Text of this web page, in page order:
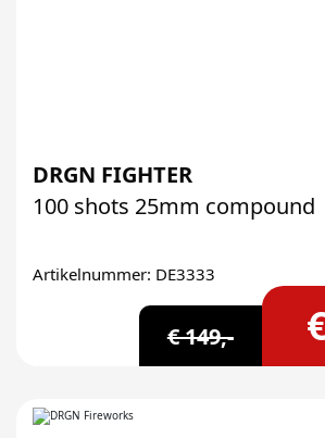
DRGN FIGHTER
100 shots 25mm compound
Artikelnummer: DE3333
€ 149,-